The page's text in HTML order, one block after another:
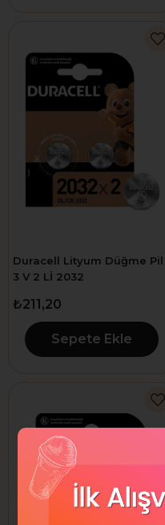
Duracell Lityum Düğme Pil
3 V 2 Lİ 2032
₺211,20
Sepete Ekle